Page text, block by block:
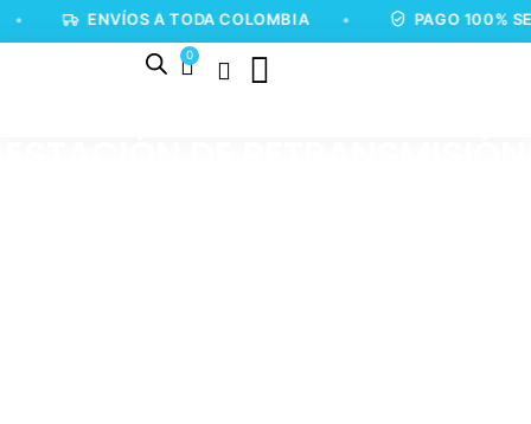
ENVÍOS A TODA COLOMBIA PAGO 100%
0